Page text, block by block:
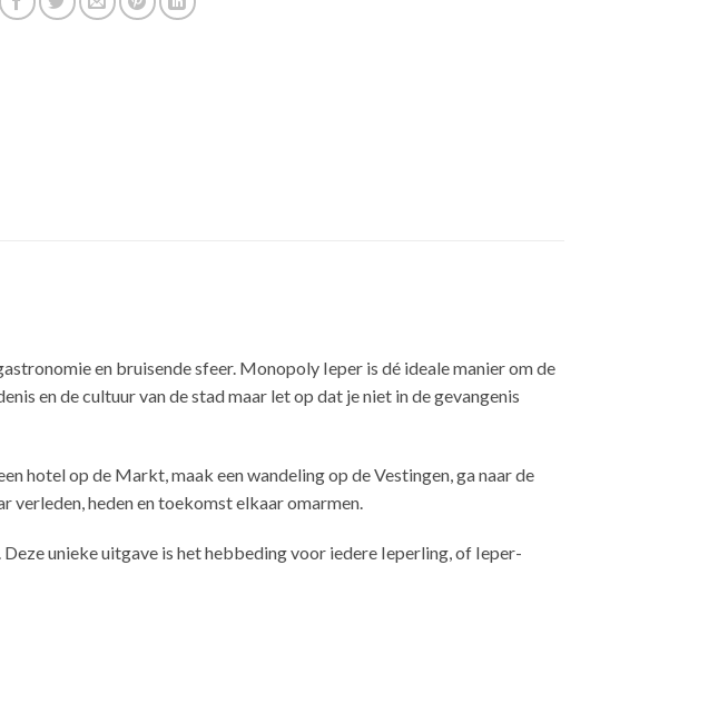
en bruisende sfeer. Monopoly Ieper is dé ideale manier om de
en de cultuur van de stad maar let op dat je niet in de gevangenis
hotel op de Markt, maak een wandeling op de Vestingen, ga naar de
verleden, heden en toekomst elkaar omarmen.
unieke uitgave is het hebbeding voor iedere Ieperling, of Ieper-